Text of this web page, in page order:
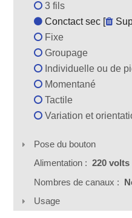
3 fils
Conctact sec [
Fixe
Groupage
Individuelle ou de
Momentané
Tactile
Variation et
Pose du bouton
Alimentation : 220 volts
Nombres de canaux :
Usage